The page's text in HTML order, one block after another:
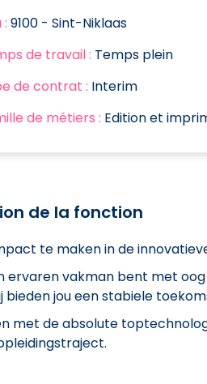
: 9100 - Sint-Niklaas
de travail : Temps plein
de contrat : Interim
de métiers : Edition et
de la fonction
te maken in de
ervaren vakman bent met
bieden jou een stabiele
met de absolute